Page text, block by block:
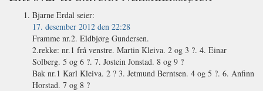
Bjarne Erdal seier:
17. desember 2012 den 22:28
Framme nr.2. Eldbjørg Gundersen.
2.rekke: nr.1 frå venstre. Martin Kleiva. 2 og 3 ?. 4. Einar
Solberg. 5 og 6 ?. 7. Jostein Jonstad. 8 og 9 ?
Bak nr.1 Karl Kleiva. 2 ? 3. Jetmund Berntsen. 4 og 5 ?. 6. Anfinn
Horstad. 7 og 8 ?